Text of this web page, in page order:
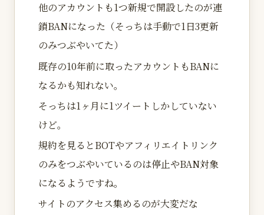
他のアカウントも1つ新規で開設したのが連
鎖BANになった（そっちは手動で1日3更新
のみつぶやいてた）
既存の10年前に取ったアカウントもBANに
なるかも知れない。
そっちは1ヶ月に1ツイートしかしていない
けど。
規約を見るとBOTやアフィリエイトリンク
のみをつぶやいているのは停止やBAN対象
になるようですね。
サイトのアクセス集めるのが大変だな